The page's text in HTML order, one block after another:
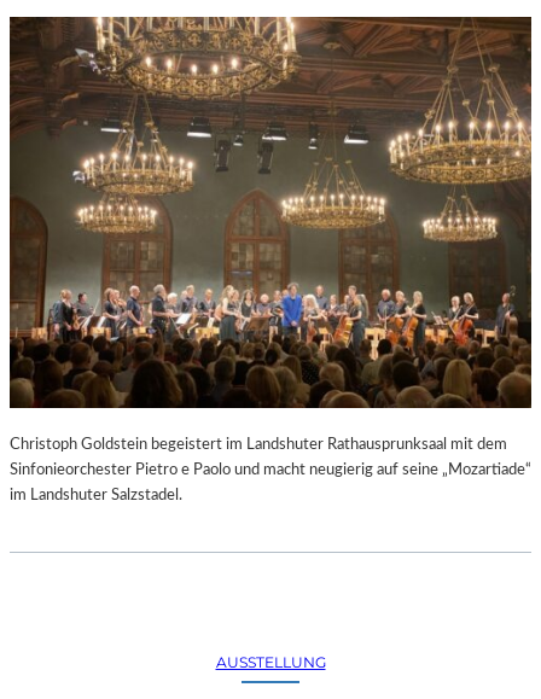
Christoph Goldstein begeistert im Landshuter Rathausprunksaal mit dem
Sinfonieorchester Pietro e Paolo und macht neugierig auf seine „Mozartiade“
im Landshuter Salzstadel.
AUSSTELLUNG